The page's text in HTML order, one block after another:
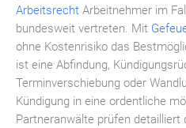
Arbeitsrecht Arbeitnehmer im
bundesweit vertreten. Mit
ohne Kostenrisiko das
ist eine Abfindung,
Terminverschiebung oder
Kündigung in eine ordentliche
Partneranwälte prüfen detailliert